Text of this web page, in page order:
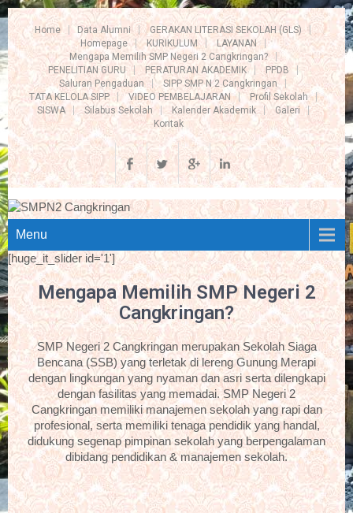
Home Data Alumni
GERAKAN LITERASI SEKOLAH (GLS)
Homepage
KURIKULUM
LAYANAN
Mengapa Memilih SMP Negeri 2 Cangkringan?
PENELITIAN GURU
PERATURAN AKADEMIK
PPDB
Saluran Pengaduan
SIPP SMP N 2 Cangkringan
TATA KELOLA SIPP
VIDEO PEMBELAJARAN
Profil Sekolah
SISWA
Silabus Sekolah Kalender Akademik
Galeri
Kontak
Menu
[huge_it_slider id='1']
Mengapa Memilih SMP Negeri 2
Cangkringan?
SMP Negeri 2 Cangkringan merupakan Sekolah Siaga
Bencana (SSB) yang terletak di lereng Gunung Merapi
dengan lingkungan yang nyaman dan asri serta dilengkapi
dengan fasilitas yang memadai. SMP Negeri 2
Cangkringan memiliki manajemen sekolah yang rapi dan
profesional, serta memiliki tenaga pendidik yang handal,
didukung segenap pimpinan sekolah yang berpengalaman
dibidang pendidikan & manajemen sekolah.